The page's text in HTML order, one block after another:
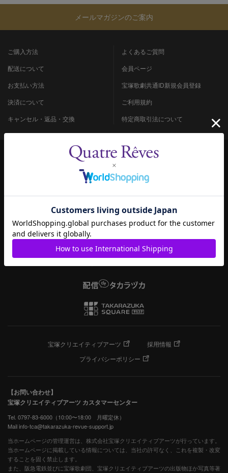
メールマガジンのご案内
ご購入方法
配送について
お支払い方法
決済について
キャンセル・返品・交換
よくあるご質問
会員ページ
宝塚歌劇共通ID新規会員登録
ご利用規約
特定商取引法について
宝塚クリエイティブアーツ
採用情報
プライバシーポリシー
【お問い合わせ】
宝塚クリエイティブアーツ カスタマーセンター
Tel. 0797-83-6000（10:00〜18:00 月曜定休）
Mail info-tca@takarazuka-revue-support.jp
当ホームページの管理運営は、株式会社宝塚クリエイティブアーツが行っています。
当ホームページに掲載している情報については、当社の許可なく、これを複製・改変
することを固く禁止します。
また、阪急電鉄並びに宝塚歌劇団、宝塚クリエイティブアーツの出版物ほか写真等著